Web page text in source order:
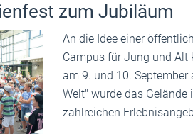
zum Jubiläum
An die Idee einer
Campus für Jung und
am 9. und 10.
Welt" wurde das
zahlreichen